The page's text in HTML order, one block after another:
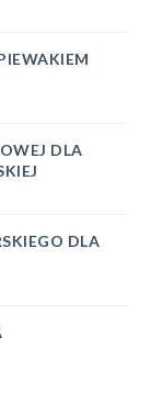
DLA
DLA